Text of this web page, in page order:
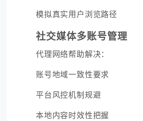
模拟真实用户浏览路径
社交媒体多账号管理
代理网络帮助解决：
账号地域一致性要求
平台风控机制规避
本地内容时效性把握